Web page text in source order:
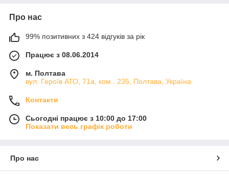
Про нас
99% позитивних з 424 відгуків за рік
Працює з 08.06.2014
м. Полтава
вул. Героїв АТО, 71а, ком . 235, Полтава, Україна
Контакти
Сьогодні працює з 10:00 до 17:00
Показати весь графік роботи
Про нас